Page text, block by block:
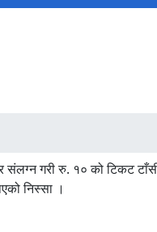
गरी रु. १० को टिकट
निस्सा ।